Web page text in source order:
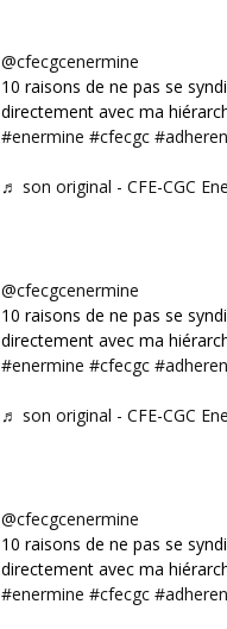
@cfecgcenermine
10 raisons de ne pas se
directement avec ma
#enermine #cfecgc
♬ son original - CFE-CGC
@cfecgcenermine
10 raisons de ne pas se
directement avec ma
#enermine #cfecgc
♬ son original - CFE-CGC
@cfecgcenermine
10 raisons de ne pas se
directement avec ma
#enermine #cfecgc